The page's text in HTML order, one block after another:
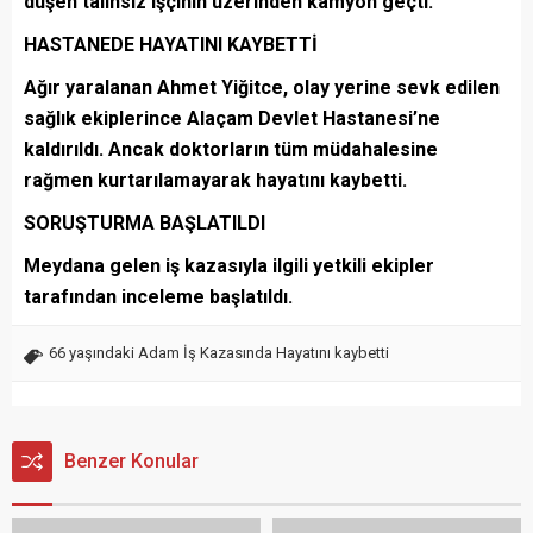
HASTANEDE HAYATINI KAYBETTİ
Ağır yaralanan Ahmet Yiğitce, olay yerine sevk edilen
sağlık ekiplerince Alaçam Devlet Hastanesi’ne
kaldırıldı. Ancak doktorların tüm müdahalesine
rağmen kurtarılamayarak hayatını kaybetti.
SORUŞTURMA BAŞLATILDI
Meydana gelen iş kazasıyla ilgili yetkili ekipler
tarafından inceleme başlatıldı.
66 yaşındaki Adam İş Kazasında Hayatını kaybetti
Benzer Konular